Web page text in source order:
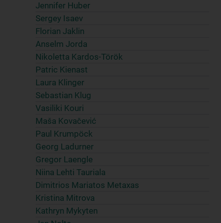
Jennifer Huber
Sergey Isaev
Florian Jaklin
Anselm Jorda
Nikoletta Kardos-Török
Patric Kienast
Laura Klinger
Sebastian Klug
Vasiliki Kouri
Maša Kovačević
Paul Krumpöck
Georg Ladurner
Gregor Laengle
Niina Lehti Tauriala
Dimitrios Mariatos Metaxas
Kristina Mitrova
Kathryn Mykyten